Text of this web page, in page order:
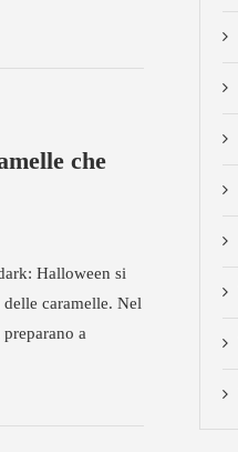
che
Halloween si
caramelle. Nel
a